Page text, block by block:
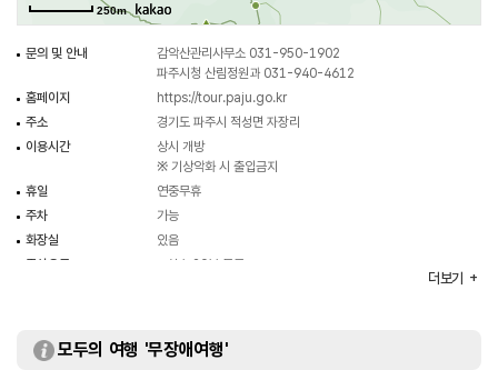
출렁다리로 방문객들의 즐거움을 더해주고 있다.
250m
문의 및 안내
감악산관리사무소 031-950-1902
파주시청 산림정원과 031-940-4612
홈페이지
https://tour.paju.go.kr
주소
경기도 파주시 적성면 자장리
이용시간
상시 개방
※ 기상악화 시 출입금지
휴일
연중무휴
주차
가능
화장실
있음
주차요금
- 최초 20분 무료
더보기
모두의 여행 '무장애여행'